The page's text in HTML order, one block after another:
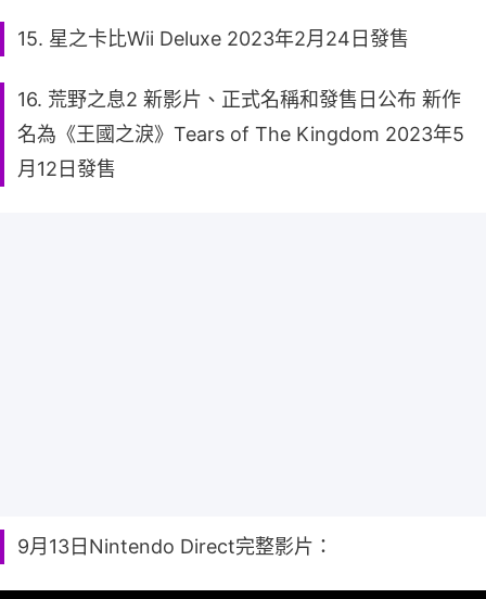
15. 星之卡比Wii Deluxe 2023年2月24日發售
16. 荒野之息2 新影片、正式名稱和發售日公布 新作
名為《王國之淚》Tears of The Kingdom 2023年5
月12日發售
9月13日Nintendo Direct完整影片：